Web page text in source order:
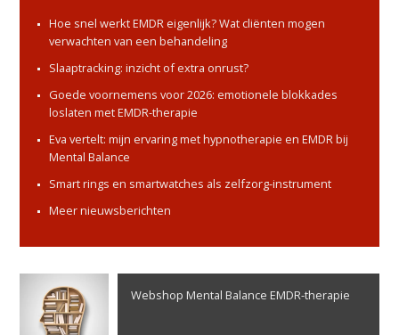
Hoe snel werkt EMDR eigenlijk? Wat cliënten mogen
verwachten van een behandeling
Slaaptracking: inzicht of extra onrust?
Goede voornemens voor 2026: emotionele blokkades
loslaten met EMDR-therapie
Eva vertelt: mijn ervaring met hypnotherapie en EMDR bij
Mental Balance
Smart rings en smartwatches als zelfzorg-instrument
Meer nieuwsberichten
Webshop Mental Balance EMDR-therapie